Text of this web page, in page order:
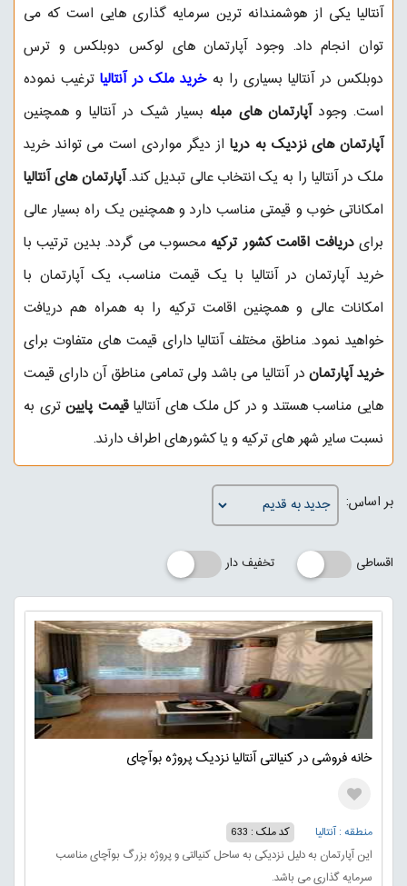
آنتالیا یکی از هوشمندانه ترین سرمایه گذاری هایی است که می
توان انجام داد. وجود آپارتمان های لوکس دوبلکس و ترس
دوبلکس در آنتالیا بسیاری را بهخرید ملک در آنتالیاترغیب نموده
است. وجودآپارتمان های مبله بسیار شیک در آنتالیا و همچنین
آپارتمان های نزدیک به دریااز دیگر مواردی است می تواند خرید
ملک در آنتالیا را به یک انتخاب عالی تبدیل کند.آپارتمان های آنتالیا
امکاناتی خوب و قیمتی مناسب دارد و همچنین یک راه بسیار عالی
برایدریافت اقامت کشور ترکیه محسوب می گردد. بدین ترتیب با
خرید آپارتمان در آنتالیا با یک قیمت مناسب، یک آپارتمان با
امکانات عالی و همچنین اقامت ترکیه را به همراه هم دریافت
خواهید نمود. مناطق مختلف آنتالیا دارای قیمت های متفاوت برای
خرید آپارتماندر آنتالیا می باشد ولی تمامی مناطق آن دارای قیمت
هایی مناسب هستند و در کل ملک های آنتالیاقیمت پایینتری به
نسبت سایر شهر های ترکیه و یا کشورهای اطراف دارند.
بر اساس:
اقساطی تخفیف دار
خانه فروشی در کنیالتی آنتالیا نزدیک پروژه بوآچای
منطقه : آنتالیا
کد ملک : 633
این آپارتمان به دلیل نزدیکی به ساحل کنیالتی و پروژه بزرگ بوآچای مناسب
سرمایه گذاری می باشد.